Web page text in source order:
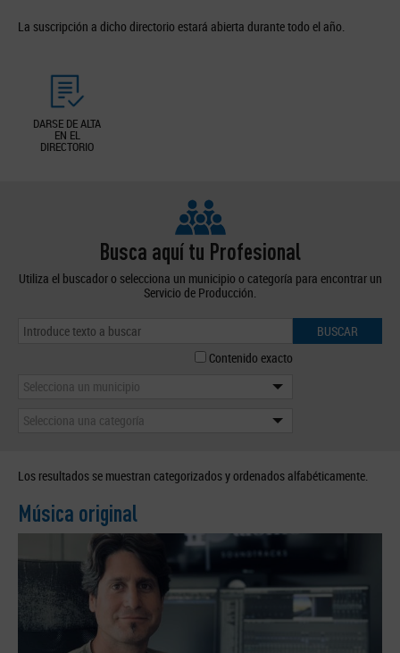
La suscripción a dicho directorio estará abierta durante todo el año.
DARSE DE ALTA
EN EL
DIRECTORIO
Busca aquí tu Profesional
Utiliza el buscador o selecciona un municipio o categoría para encontrar un
Servicio de Producción.
BUSCAR
Contenido exacto
Selecciona un municipio
Selecciona una categoría
Los resultados se muestran categorizados y ordenados alfabéticamente.
Música original